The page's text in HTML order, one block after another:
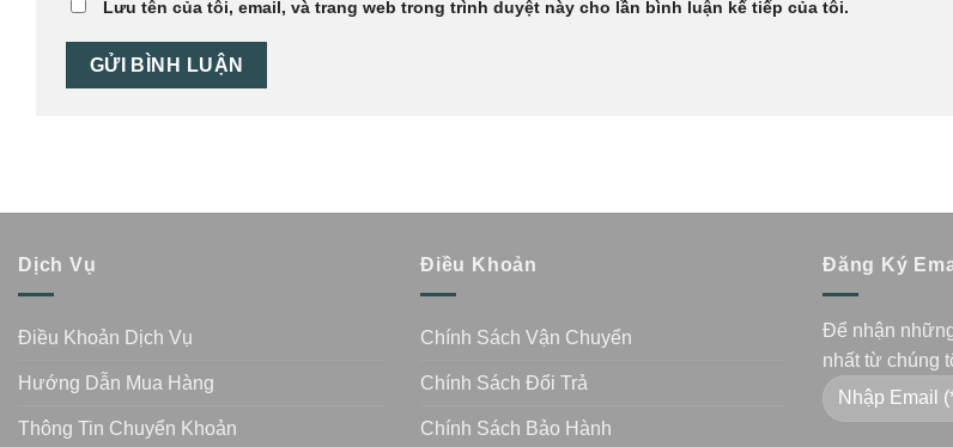
Lưu tên của tôi, email, và trang web trong trình duyệt này cho lần bình luận kế tiếp của tôi.
Dịch Vụ
Điều Khoản Dịch Vụ
Hướng Dẫn Mua Hàng
Thông Tin Chuyển Khoản
Điều Khoản
Chính Sách Vận Chuyển
Chính Sách Đổi Trả
Chính Sách Bảo Hành
Đăng Ký
Để nhận
nhất từ chúng